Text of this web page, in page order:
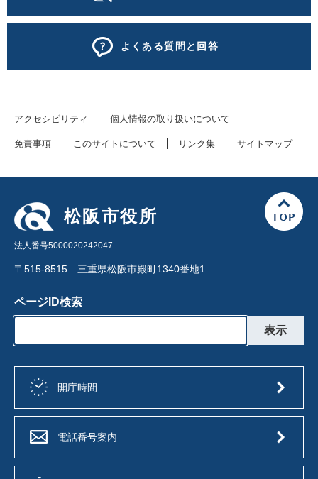
よくある質問と回答
アクセシビリティ 個人情報の取り扱いについて
免責事項 このサイトについて リンク集 サイトマップ
松阪市役所
法人番号5000020242047
〒515-8515 三重県松阪市殿町1340番地1
ページID検索
開庁時間
電話番号案内